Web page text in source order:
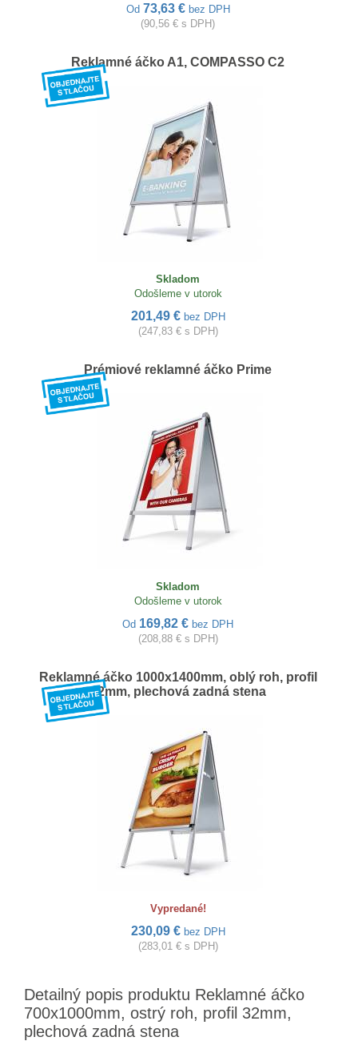
Od 73,63 € bez DPH
(90,56 € s DPH)
Reklamné áčko A1, COMPASSO C2
Skladom
Odošleme v utorok
201,49 € bez DPH
(247,83 € s DPH)
Prémiové reklamné áčko Prime
Skladom
Odošleme v utorok
Od 169,82 € bez DPH
(208,88 € s DPH)
Reklamné áčko 1000x1400mm, oblý roh, profil
32mm, plechová zadná stena
Vypredané!
230,09 € bez DPH
(283,01 € s DPH)
Detailný popis produktu Reklamné áčko
700x1000mm, ostrý roh, profil 32mm,
plechová zadná stena